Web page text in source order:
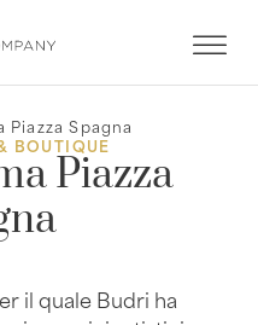
Piazza Spagna
BOUTIQUE
Piazza
il quale Budri ha